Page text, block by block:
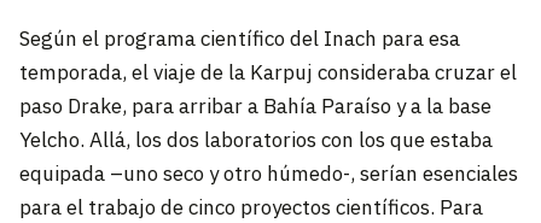
Según el programa científico del Inach para esa
temporada, el viaje de la Karpuj consideraba cruzar el
paso Drake, para arribar a Bahía Paraíso y a la base
Yelcho. Allá, los dos laboratorios con los que estaba
equipada –uno seco y otro húmedo-, serían esenciales
para el trabajo de cinco proyectos científicos. Para